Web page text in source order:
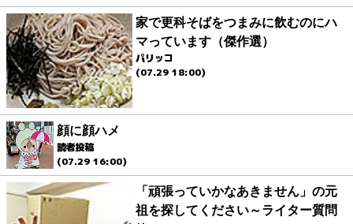
家で更科そばをつまみに飲むのにハ
マっています（傑作選）
パリッコ
(07.29 18:00)
顔に顔ハメ
読者投稿
(07.29 16:00)
「頑張っていかなあきません」の元
祖を探してください～ライター質問